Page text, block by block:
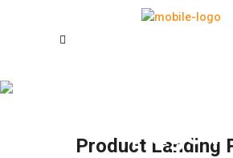
Page II
Product Landing